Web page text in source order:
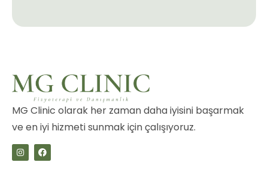
MG Clinic olarak her zaman daha iyisini başarmak
ve en iyi hizmeti sunmak için çalışıyoruz.